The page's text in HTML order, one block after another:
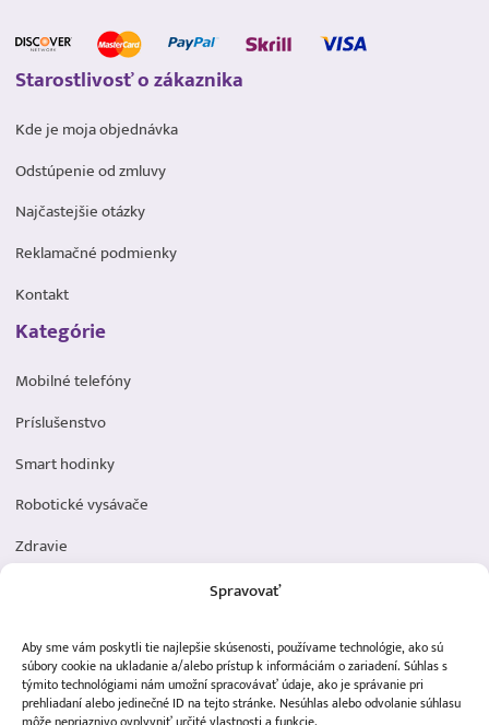
Spravovať
Aby sme vám poskytli tie najlepšie skúsenosti, používame technológie, ako sú
súbory cookie na ukladanie a/alebo prístup k informáciám o zariadení. Súhlas s
týmito technológiami nám umožní spracovávať údaje, ako je správanie pri
prehliadaní alebo jedinečné ID na tejto stránke. Nesúhlas alebo odvolanie súhlasu
Starostlivosť o zákaznika
Kde je moja objednávka
Odstúpenie od zmluvy
Najčastejšie otázky
Reklamačné podmienky
Kontakt
Kategórie
Mobilné telefóny
Príslušenstvo
Smart hodinky
Robotické vysávače
Zdravie
Dôležité odkazy
Obchodné podmienky